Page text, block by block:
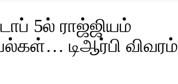
5ல் ராஜ்ஜியம்
டிஆர்பி விவரம்